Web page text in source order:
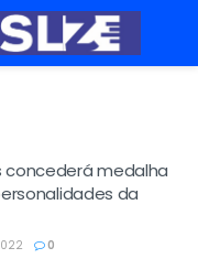
concederá medalha
da
0